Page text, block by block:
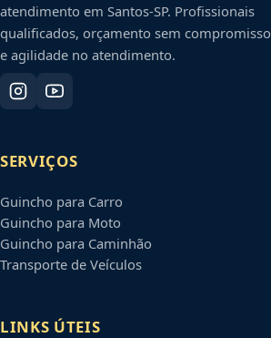
atendimento em Santos-SP. Profissionais
qualificados, orçamento sem compromisso
e agilidade no atendimento.
SERVIÇOS
Guincho para Carro
Guincho para Moto
Guincho para Caminhão
Transporte de Veículos
LINKS ÚTEIS